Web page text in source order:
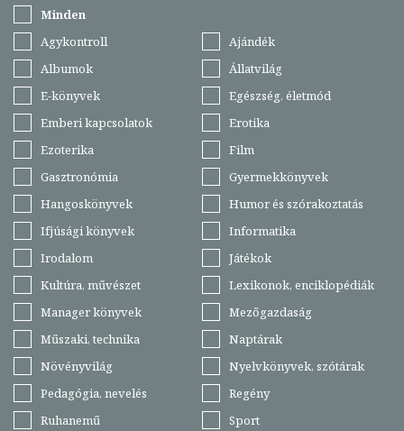
Minden
Agykontroll
Ajándék
Albumok
Állatvilág
E-könyvek
Egészség, életmód
Emberi kapcsolatok
Erotika
Ezoterika
Film
Gasztronómia
Gyermekkönyvek
Hangoskönyvek
Humor és szórakoztatás
Ifjúsági könyvek
Informatika
Irodalom
Játékok
Kultúra, művészet
Lexikonok, enciklopédiák
Manager könyvek
Mezőgazdaság
Műszaki, technika
Naptárak
Növényvilág
Nyelvkönyvek, szótárak
Pedagógia, nevelés
Regény
Ruhanemű
Sport